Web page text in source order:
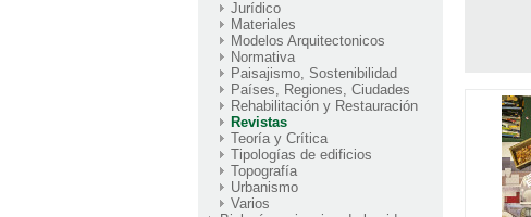
Jurídico
Materiales
Modelos Arquitectonicos
Normativa
Paisajismo, Sostenibilidad
Países, Regiones, Ciudades
Rehabilitación y Restauración
Revistas
Teoría y Crítica
Tipologías de edificios
Topografía
Urbanismo
Varios